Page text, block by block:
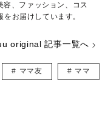
、ファッション、コス
お届けしています。
original 記事一覧へ
ママ友 ママ